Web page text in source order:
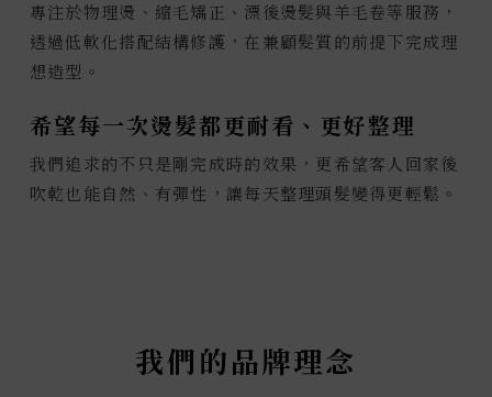
專注於物理燙、縮毛矯正、漂後燙髮與羊毛卷等服務，
透過低軟化搭配結構修護，在兼顧髮質的前提下完成理
想造型。
希望每一次燙髮都更耐看、更好整理
我們追求的不只是剛完成時的效果，更希望客人回家後
吹乾也能自然、有彈性，讓每天整理頭髮變得更輕鬆。
我們的品牌理念